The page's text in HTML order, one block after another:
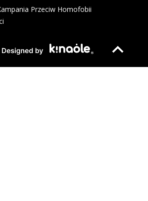
Przeciw Homofobii
Strona otwiera